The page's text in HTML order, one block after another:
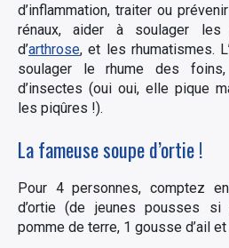
d’inflammation, traiter ou
rénaux, aider à soulager les
d’arthrose, et les rhumatismes.
soulager le rhume des
d’insectes (oui oui, elle pique
les piqûres !).
La fameuse soupe d’ortie !
Pour 4 personnes, comptez
d’ortie (de jeunes pousses
pomme de terre, 1 gousse d’ail